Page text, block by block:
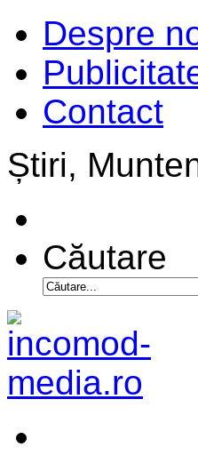
Despre
Contact
Știri,
Căutare